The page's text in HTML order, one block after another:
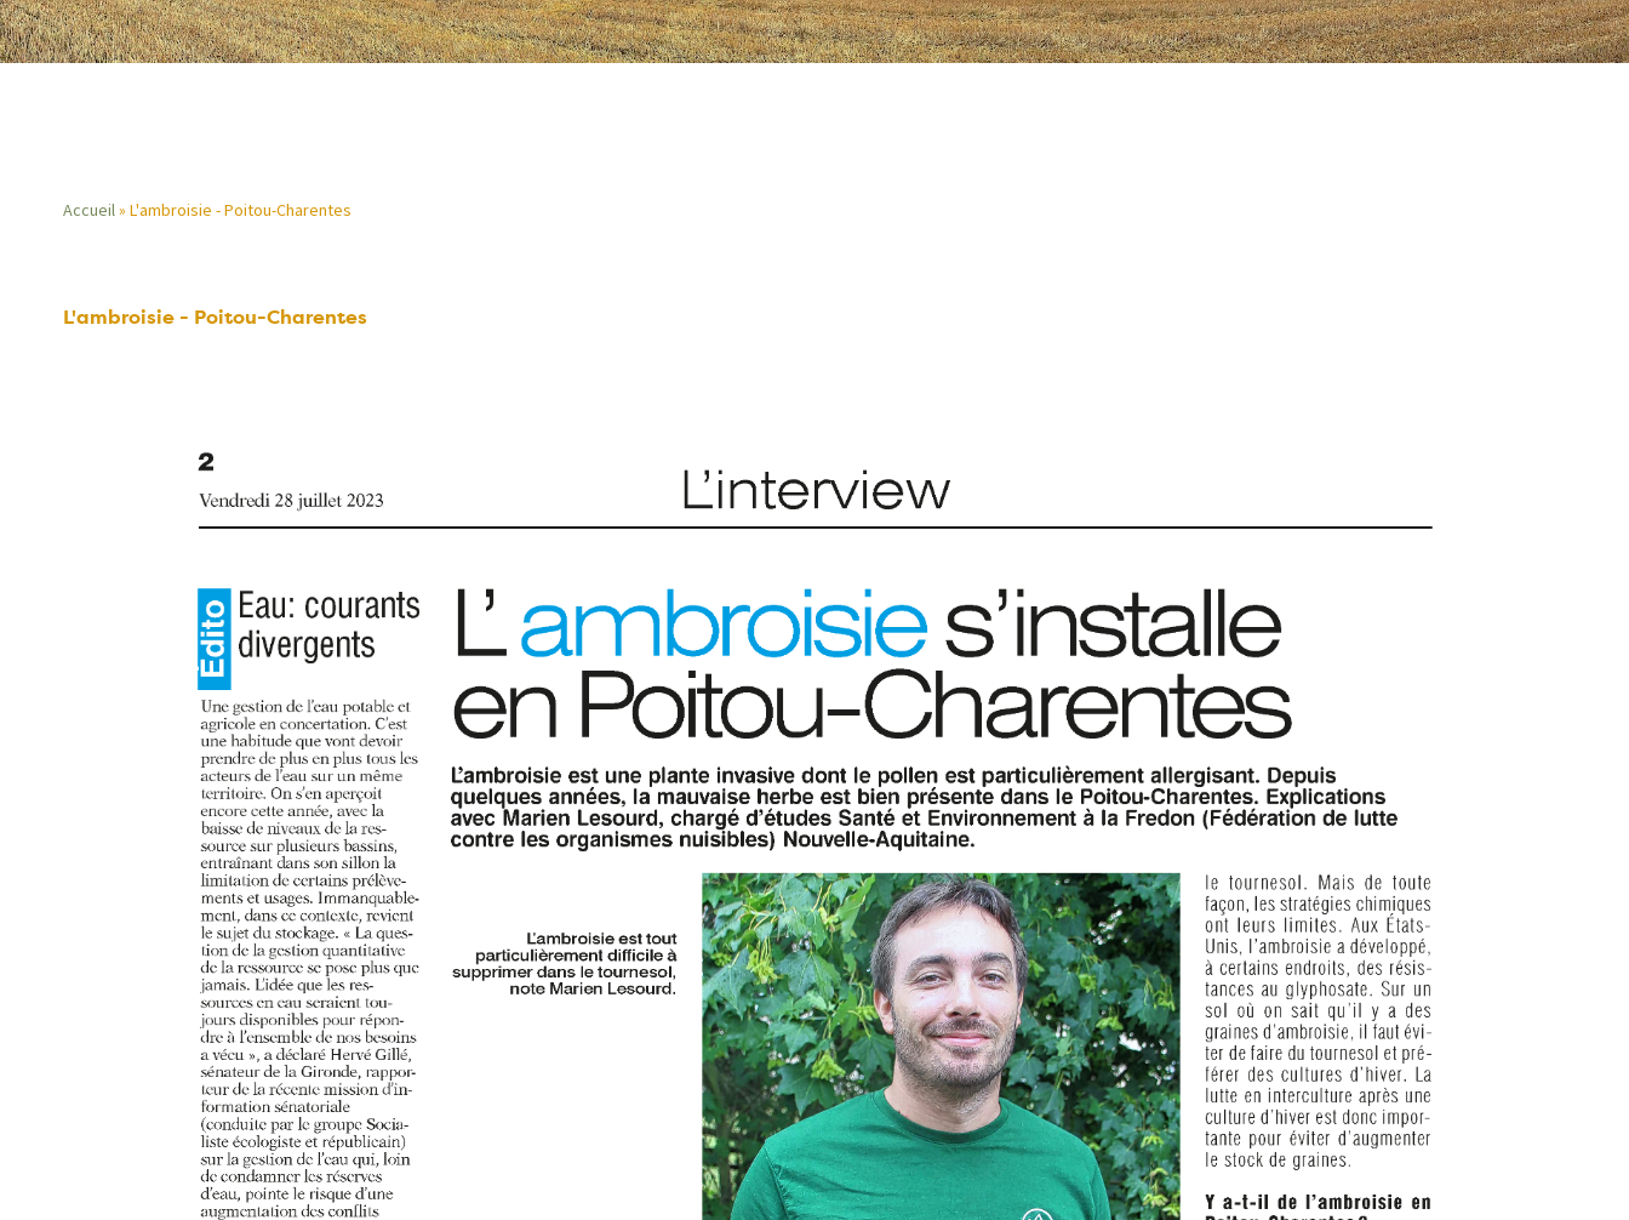
d'Ariane
Accueil L'ambroisie - Poitou-Charentes
L'ambroisie - Poitou-Charentes